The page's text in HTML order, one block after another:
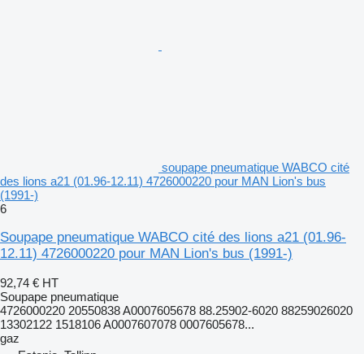
soupape pneumatique WABCO cité
des lions a21 (01.96-12.11) 4726000220 pour MAN Lion's bus
(1991-)
6
Soupape pneumatique WABCO cité des lions a21 (01.96-
12.11) 4726000220 pour MAN Lion's bus (1991-)
92,74 € HT
Soupape pneumatique
4726000220 20550838 A0007605678 88.25902-6020 88259026020
13302122 1518106 A0007607078 0007605678...
gaz